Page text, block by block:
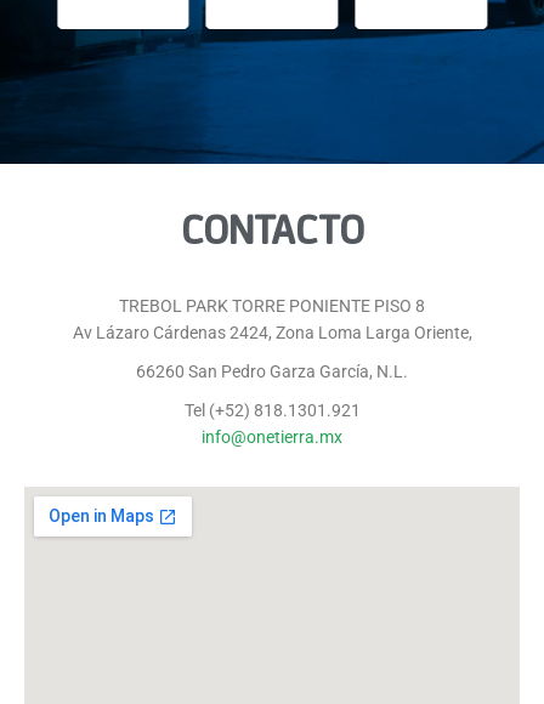
CONTACTO
TREBOL PARK TORRE PONIENTE PISO 8
Av Lázaro Cárdenas 2424, Zona Loma Larga Oriente,
66260 San Pedro Garza García, N.L.
Tel (+52) 818.1301.921
info@onetierra.mx